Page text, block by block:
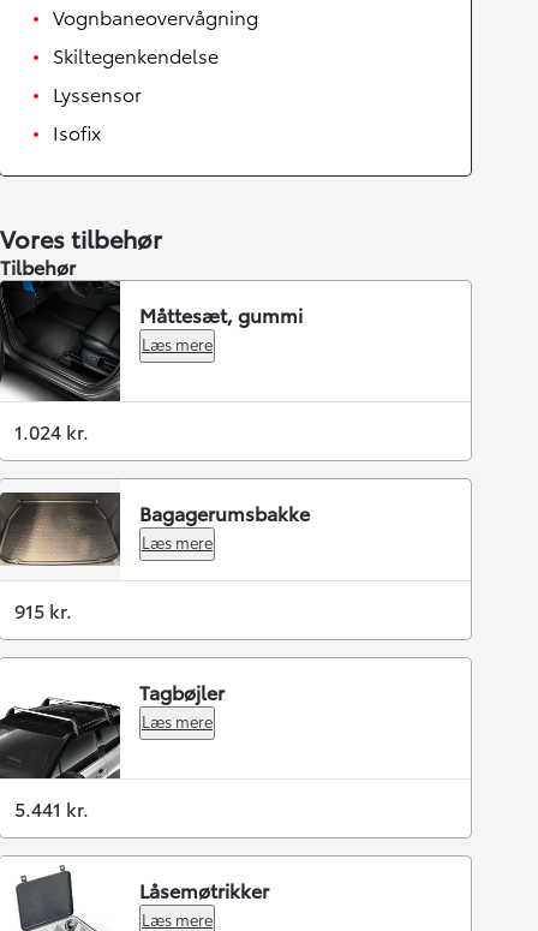
Vognbaneovervågning
Skiltegenkendelse
Lyssensor
Isofix
Vores tilbehør
Tilbehør
Måttesæt, gummi
Læs mere
1.024 kr.
Bagagerumsbakke
Læs mere
915 kr.
Tagbøjler
Læs mere
5.441 kr.
Låsemøtrikker
Læs mere